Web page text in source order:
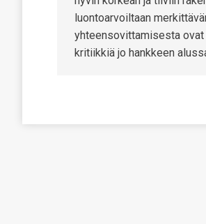
luontoarvoiltaan
yhteensovittamisesta
kritiikkiä jo hankkeen